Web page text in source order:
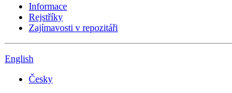
Informace
Rejstříky
Zajímavosti v repozitáři
English
Česky